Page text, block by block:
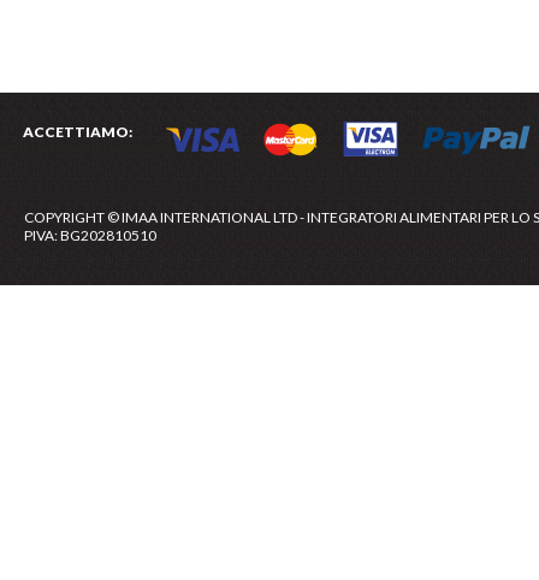
ACCETTIAMO:
COPYRIGHT © IMAA INTERNATIONAL LTD - INTEGRATORI ALIMENTARI PER LO
PIVA: BG202810510